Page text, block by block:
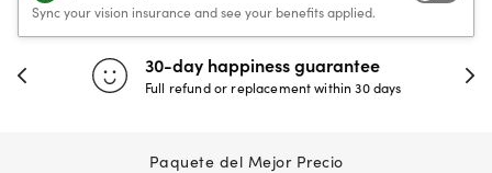
Sync your vision insurance and see your benefits applied.
30-day happiness guarantee
Full refund or replacement within 30 days
Paquete del Mejor Precio